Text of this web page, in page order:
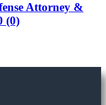
Attorney &
(0)